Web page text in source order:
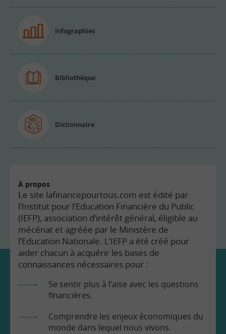
Infographies
Bibliothèque
Dictionnaire
À propos
Le site lafinancepourtous.com est édité par
l’Institut pour l’Education Financière du Public
(IEFP), association d’intérêt général, éligible au
mécénat et agréée par le Ministère de
l’Education Nationale. L’IEFP a été créé pour
aider chacun à acquérir les bases de
connaissances nécessaires pour :
Se sentir plus à l’aise avec les questions
financières.
Comprendre les enjeux économiques du
monde dans lequel nous vivons.